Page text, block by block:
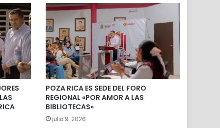
POZA RICA ES SEDE DEL FORO
REGIONAL «POR AMOR A LAS
BIBLIOTECAS»
julio 9, 2026